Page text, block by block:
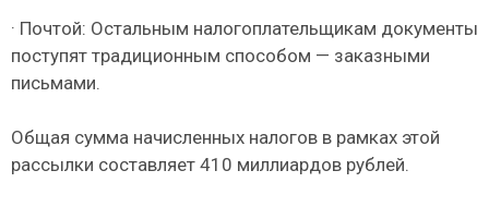
· Почтой: Остальным налогоплательщикам документы
поступят традиционным способом — заказными
письмами.
Общая сумма начисленных налогов в рамках этой
рассылки составляет 410 миллиардов рублей.